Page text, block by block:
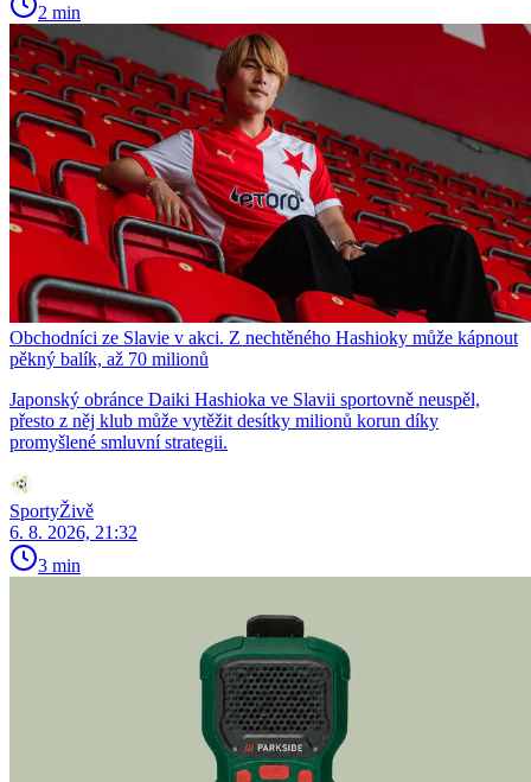
2 min
Obchodníci ze Slavie v akci. Z nechtěného Hashioky může kápnout
pěkný balík, až 70 milionů
Japonský obránce Daiki Hashioka ve Slavii sportovně neuspěl,
přesto z něj klub může vytěžit desítky milionů korun díky
promyšlené smluvní strategii.
SportyŽivě
6. 8. 2026, 21:32
3 min